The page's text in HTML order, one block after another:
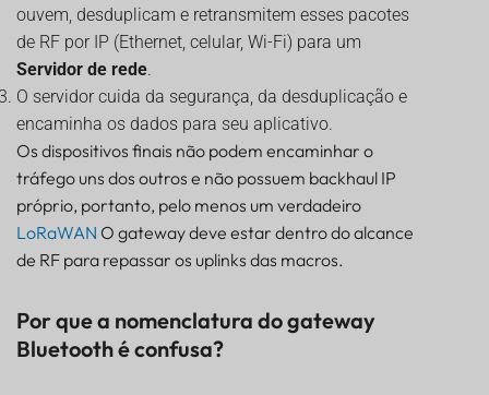
ouvem, desduplicam e retransmitem esses pacotes
de RF por IP (Ethernet, celular, Wi-Fi) para um
Servidor de rede.
O servidor cuida da segurança, da desduplicação e
encaminha os dados para seu aplicativo.
Os dispositivos finais não podem encaminhar o
tráfego uns dos outros e não possuem backhaul IP
próprio, portanto, pelo menos um verdadeiro
LoRaWAN O gateway deve estar dentro do alcance
de RF para repassar os uplinks das macros.
Por que a nomenclatura do gateway
Bluetooth é confusa?